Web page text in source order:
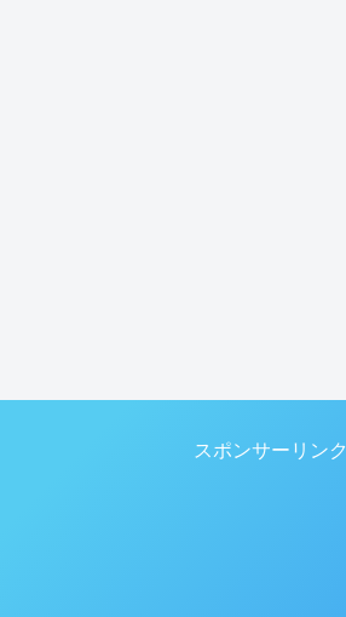
スポンサーリンク